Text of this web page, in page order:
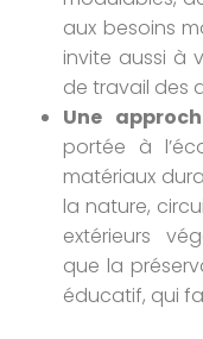
aux besoins
invite aussi à
de travail des
Une
portée à
matériaux
la nature,
extérieurs
que la
éducatif, qui